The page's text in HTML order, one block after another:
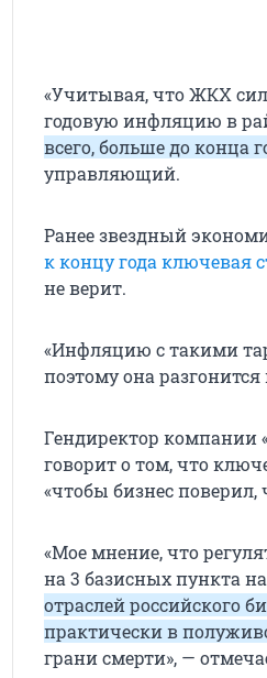
«Учитывая, что ЖКХ
годовую инфляцию в
всего, больше до конца
управляющий.
Ранее звездный
к концу года ключевая
не верит.
«Инфляцию с такими
поэтому она
Гендиректор компании
говорит о том, что
«чтобы бизнес поверил,
«Мое мнение, что
на 3 базисных пункта
отраслей российского
практически в
грани смерти», —